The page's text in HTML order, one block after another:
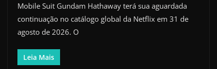
Mobile Suit Gundam Hathaway terá sua aguardada
continuação no catálogo global da Netflix em 31 de
agosto de 2026. O
Leia Mais